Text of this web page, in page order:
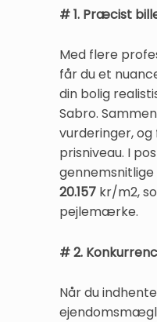
# 1. Præcist
Med flere
får du et
din bolig
Sabro.
vurderinger,
prisniveau. I
20.157 kr/m2,
pejlemærke.
# 2.
Når du